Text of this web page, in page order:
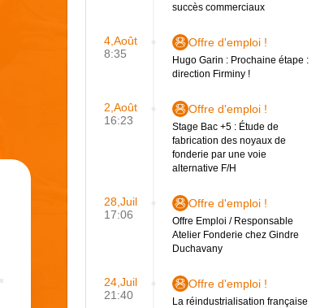
succès commerciaux
4,Août
8:35
Offre d'emploi !
Hugo Garin : Prochaine étape :
direction Firminy !
2,Août
16:23
Offre d'emploi !
Stage Bac +5 : Étude de
fabrication des noyaux de
fonderie par une voie
alternative F/H
28,Juil
17:06
Offre d'emploi !
Offre Emploi / Responsable
Atelier Fonderie chez Gindre
Duchavany
24,Juil
21:40
Offre d'emploi !
La réindustrialisation française